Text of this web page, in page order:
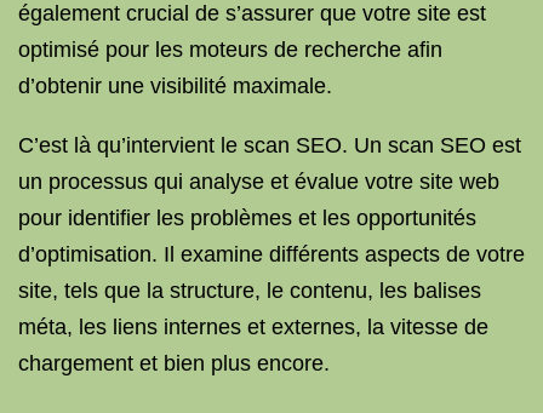
également crucial de s’assurer que votre site est
optimisé pour les moteurs de recherche afin
d’obtenir une visibilité maximale.
C’est là qu’intervient le scan SEO. Un scan SEO est
un processus qui analyse et évalue votre site web
pour identifier les problèmes et les opportunités
d’optimisation. Il examine différents aspects de votre
site, tels que la structure, le contenu, les balises
méta, les liens internes et externes, la vitesse de
chargement et bien plus encore.